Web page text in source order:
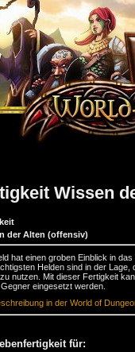
Wissen
der Alten (offensiv)
hat einen groben Einblick in
Helden sind in der Lage,
nutzen. Mit dieser Fertigkeit
eingesetzt werden.
in der World of
für: